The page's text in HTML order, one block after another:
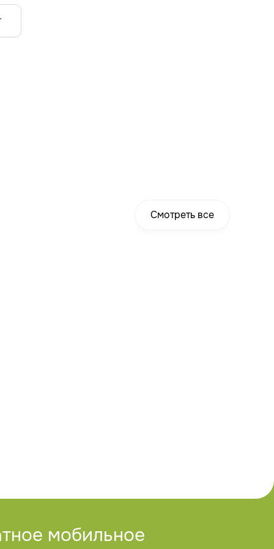
Смотреть все
мобильное